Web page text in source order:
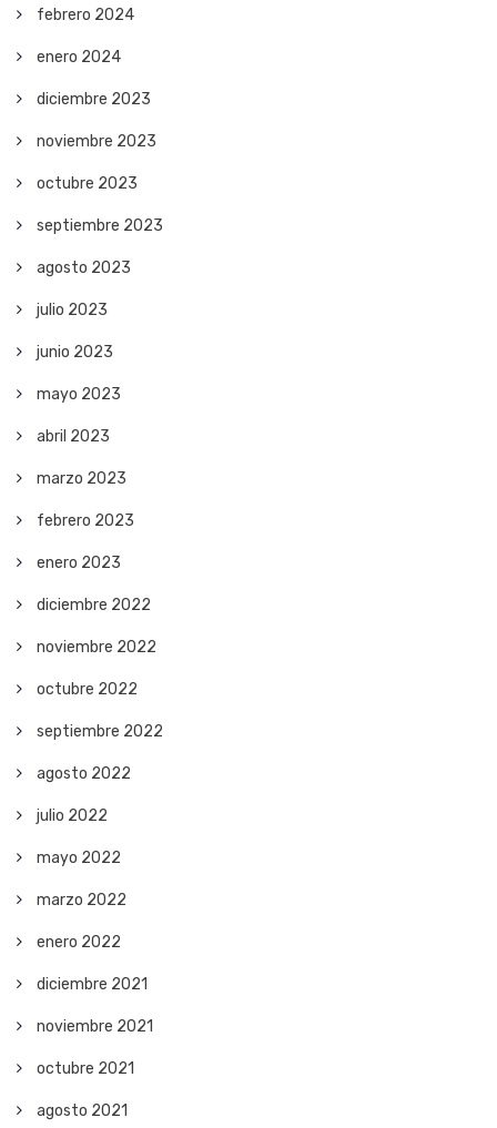
febrero 2024
enero 2024
diciembre 2023
noviembre 2023
octubre 2023
septiembre 2023
agosto 2023
julio 2023
junio 2023
mayo 2023
abril 2023
marzo 2023
febrero 2023
enero 2023
diciembre 2022
noviembre 2022
octubre 2022
septiembre 2022
agosto 2022
julio 2022
mayo 2022
marzo 2022
enero 2022
diciembre 2021
noviembre 2021
octubre 2021
agosto 2021